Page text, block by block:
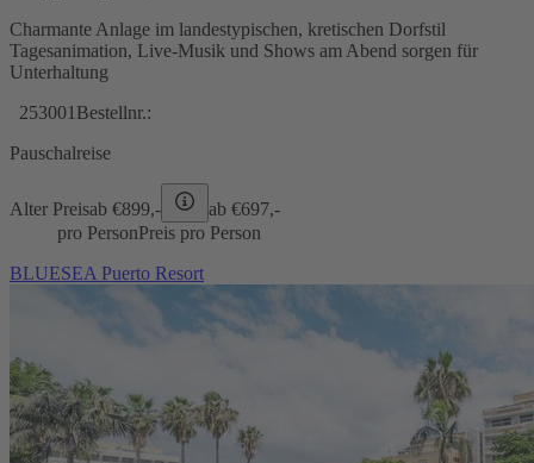
Charmante Anlage im landestypischen, kretischen Dorfstil
Tagesanimation, Live-Musik und Shows am Abend sorgen für
Unterhaltung
253001 Bestellnr.:
Pauschalreise
Alter Preisab €899,- ab €697,-
pro PersonPreis pro Person
BLUESEA Puerto Resort